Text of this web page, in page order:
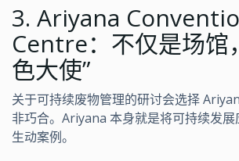
3. Ariyana
Centre：不仅是场馆
色大使”
关于可持续废物管理的研讨会选择
非巧合。Ariyana 本身就是将可持续发
生动案例。